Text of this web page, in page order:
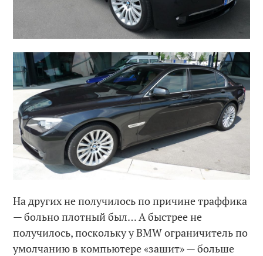
На других не получилось по причине траффика
— больно плотный был… А быстрее не
получилось, поскольку у BMW ограничитель по
умолчанию в компьютере «зашит» — больше